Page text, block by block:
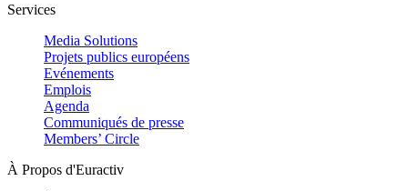
Services
Media Solutions
Projets publics européens
Evénements
Emplois
Agenda
Communiqués de presse
Members’ Circle
À Propos d'Euractiv